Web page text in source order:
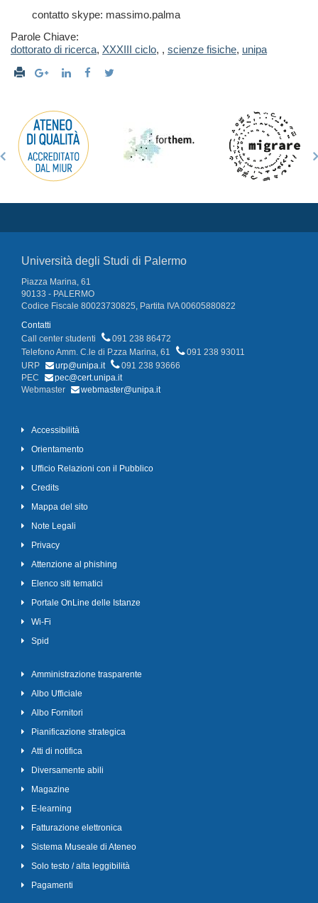
contatto skype: massimo.palma
Parole Chiave:
dottorato di ricerca, XXXIII ciclo, , scienze fisiche, unipa
Università degli Studi di Palermo
Piazza Marina, 61
90133 - PALERMO
Codice Fiscale 80023730825, Partita IVA 00605880822
Contatti
Call center studenti
091 238 86472
Telefono Amm. C.le di P.zza Marina, 61
091 238 93011
URP
urp@unipa.it
091 238 93666
PEC
pec@cert.unipa.it
Webmaster
webmaster@unipa.it
Accessibilità
Orientamento
Ufficio Relazioni con il Pubblico
Credits
Mappa del sito
Note Legali
Privacy
Attenzione al phishing
Elenco siti tematici
Portale OnLine delle Istanze
Wi-Fi
Spid
Amministrazione trasparente
Albo Ufficiale
Albo Fornitori
Pianificazione strategica
Atti di notifica
Diversamente abili
Magazine
E-learning
Fatturazione elettronica
Sistema Museale di Ateneo
Solo testo / alta leggibilità
Pagamenti